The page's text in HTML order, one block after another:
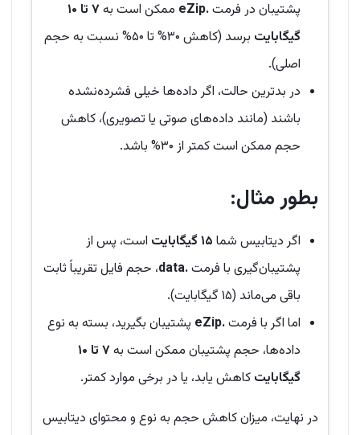
پشتیبان در فرمت.eZip ممکن است به
۷ تا ۱۰
گیگابایت
برسد (کاهش ۳۰% تا ۵۰% نسبت به حجم
اصلی).
در بدترین حالت، اگر داده‌ها خیلی فشرده‌نشده
باشند (مانند داده‌های صوتی یا تصویری)، کاهش
حجم ممکن است کمتر از ۳۰% باشد.
بطور مثال:
اگر دیتابیس شما ۱۵ گیگابایت
است، پس از
پشتیبان‌گیری با فرمت.data
، حجم فایل تقریباً ثابت
باقی می‌ماند (۱۵ گیگابایت).
اما اگر با فرمت.eZip
پشتیبان بگیرید، بسته به نوع
داده‌ها، حجم پشتیبان ممکن است به
۷ تا ۱۰
گیگابایت کاهش یابد، یا در برخی موارد کمتر.
در نهایت، میزان کاهش حجم به نوع و محتوای دیتابیس